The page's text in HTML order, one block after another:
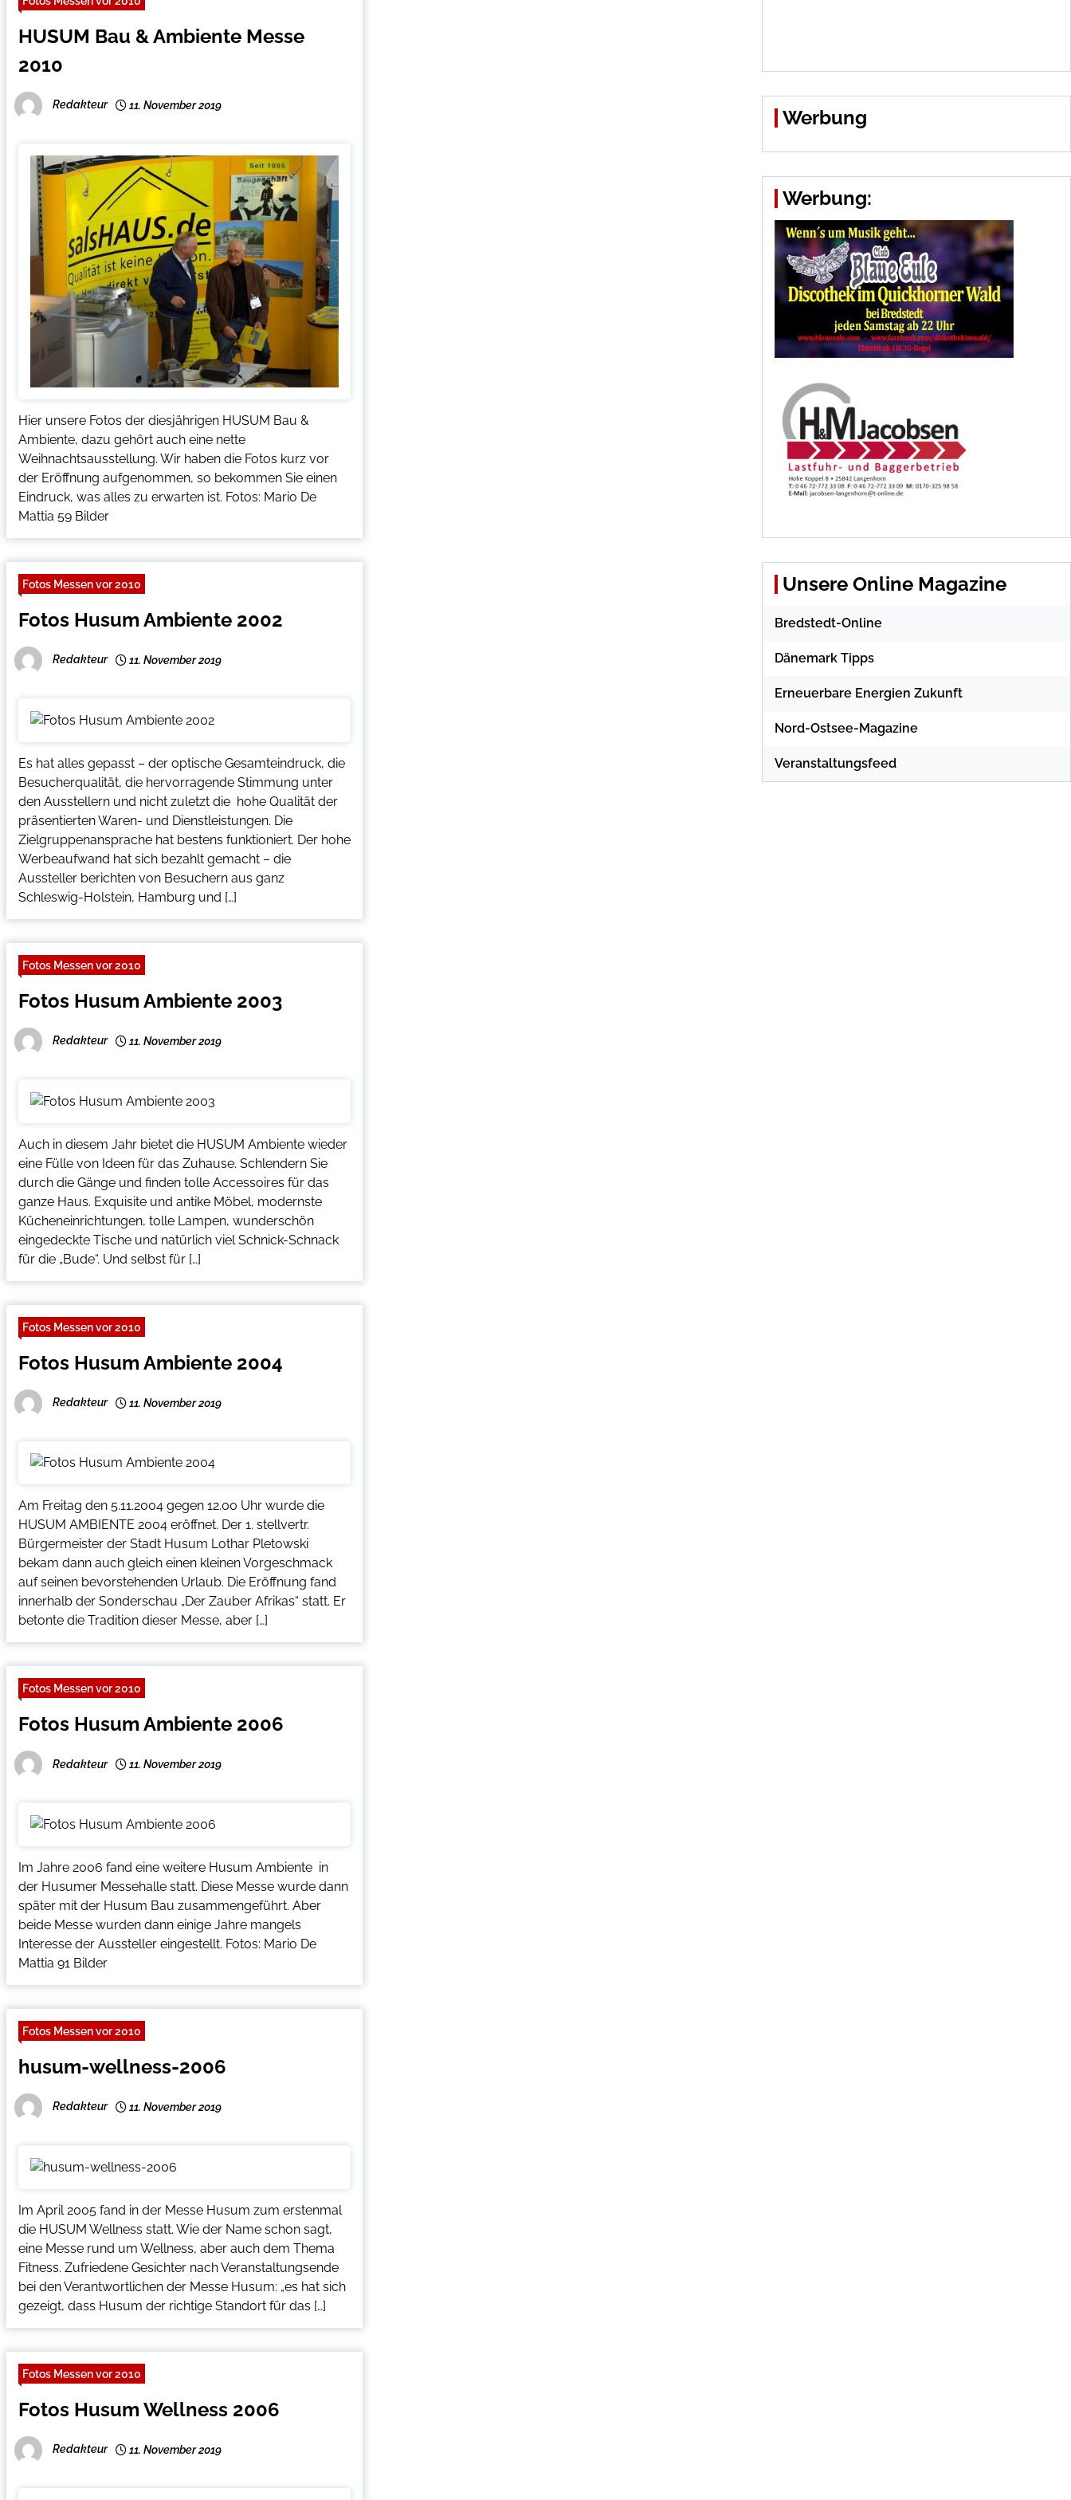
HUSUM Bau & Ambiente Messe
2010
Redakteur 11. November 2019
Hier unsere Fotos der diesjährigen HUSUM Bau &
Ambiente, dazu gehört auch eine nette
Weihnachtsausstellung. Wir haben die Fotos kurz vor
der Eröffnung aufgenommen, so bekommen Sie einen
Eindruck, was alles zu erwarten ist. Fotos: Mario De
Mattia 59 Bilder
Fotos Messen vor 2010
Fotos Husum Ambiente 2002
Redakteur 11. November 2019
Es hat alles gepasst – der optische Gesamteindruck, die
Besucherqualität, die hervorragende Stimmung unter
den Ausstellern und nicht zuletzt die hohe Qualität der
präsentierten Waren- und Dienstleistungen. Die
Zielgruppenansprache hat bestens funktioniert. Der hohe
Werbeaufwand hat sich bezahlt gemacht – die
Aussteller berichten von Besuchern aus ganz
Schleswig-Holstein, Hamburg und […]
Fotos Messen vor 2010
Fotos Husum Ambiente 2003
Redakteur 11. November 2019
Auch in diesem Jahr bietet die HUSUM Ambiente wieder
eine Fülle von Ideen für das Zuhause. Schlendern Sie
durch die Gänge und finden tolle Accessoires für das
ganze Haus. Exquisite und antike Möbel, modernste
Kücheneinrichtungen, tolle Lampen, wunderschön
eingedeckte Tische und natürlich viel Schnick-Schnack
für die „Bude“. Und selbst für […]
Fotos Messen vor 2010
Fotos Husum Ambiente 2004
Redakteur 11. November 2019
Am Freitag den 5.11.2004 gegen 12.00 Uhr wurde die
HUSUM AMBIENTE 2004 eröffnet. Der 1. stellvertr.
Bürgermeister der Stadt Husum Lothar Pletowski
bekam dann auch gleich einen kleinen Vorgeschmack
auf seinen bevorstehenden Urlaub. Die Eröffnung fand
innerhalb der Sonderschau „Der Zauber Afrikas“ statt. Er
betonte die Tradition dieser Messe, aber […]
Fotos Messen vor 2010
Fotos Husum Ambiente 2006
Redakteur 11. November 2019
Im Jahre 2006 fand eine weitere Husum Ambiente in
der Husumer Messehalle statt. Diese Messe wurde dann
später mit der Husum Bau zusammengeführt. Aber
beide Messe wurden dann einige Jahre mangels
Interesse der Aussteller eingestellt. Fotos: Mario De
Mattia 91 Bilder
Fotos Messen vor 2010
husum-wellness-2006
Redakteur 11. November 2019
Im April 2005 fand in der Messe Husum zum erstenmal
die HUSUM Wellness statt. Wie der Name schon sagt,
eine Messe rund um Wellness, aber auch dem Thema
Fitness. Zufriedene Gesichter nach Veranstaltungsende
bei den Verantwortlichen der Messe Husum: „es hat sich
gezeigt, dass Husum der richtige Standort für das […]
Fotos Messen vor 2010
Fotos Husum Wellness 2006
Redakteur 11. November 2019
Werbung
Werbung:
Unsere Online Magazine
Bredstedt-Online
Dänemark Tipps
Erneuerbare Energien Zukunft
Nord-Ostsee-Magazine
Veranstaltungsfeed